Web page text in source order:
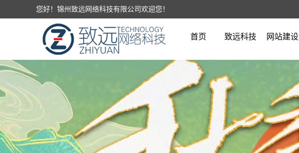
您好！锦州致远网络科技有限公司欢迎您！
首页 致远科技
公司简介
营业执照
网站建设